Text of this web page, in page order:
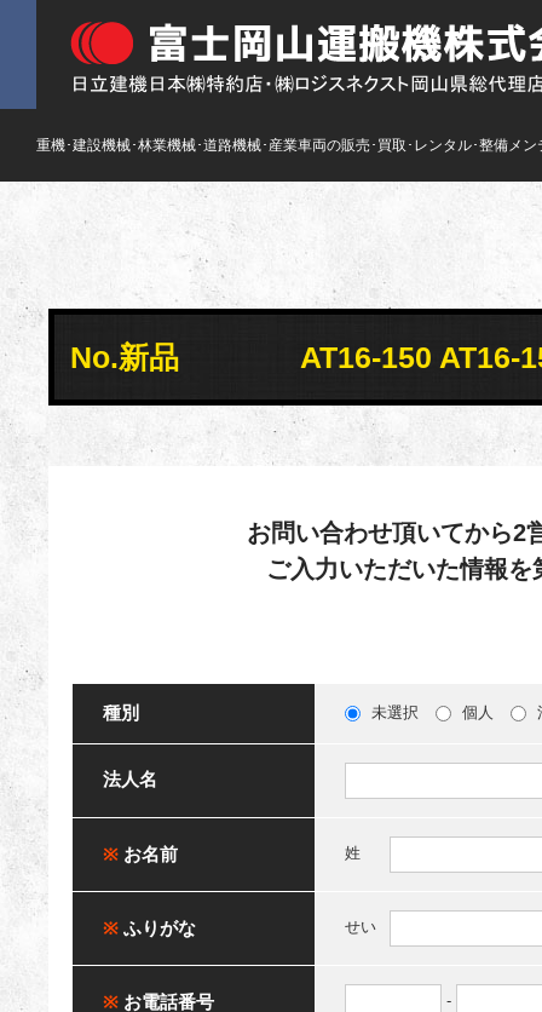
重機･建設機械･林業機械･道路機械･産業車両の販売･買取･レンタル･整備メン
No.新品 AT16-150 AT16-150
お問い合わせ頂いてから2
ご入力いただいた情報
種別 未選択 個人
法人名
※ お名前 姓
※ ふりがな せい
※ お電話番号 -